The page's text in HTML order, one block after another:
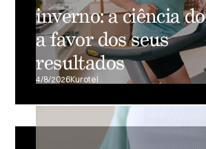
inverno: a ciência
a favor dos seus
resultados
4/8/2026Kurotel